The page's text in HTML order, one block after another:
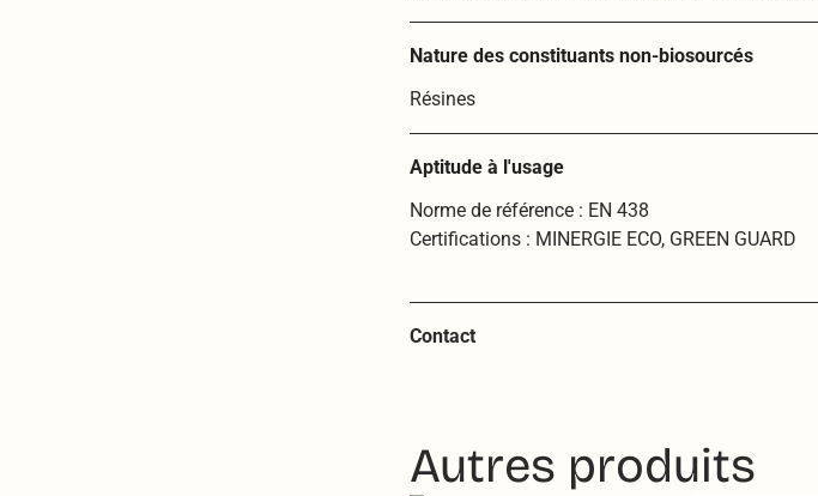
Nature des constituants non-biosourcés
Résines
Aptitude à l'usage
Norme de référence : EN 438
Certifications : MINERGIE ECO, GREEN GUARD
Contact
Autres produits